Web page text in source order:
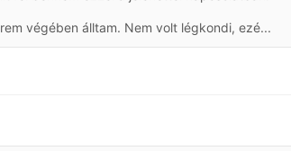
végében álltam. Nem volt légkondi, ezé...